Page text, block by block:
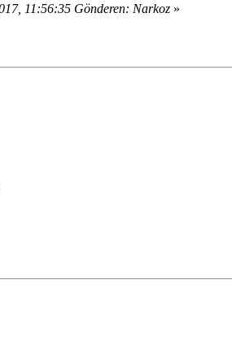
11:56:35 Gönderen: Narkoz »